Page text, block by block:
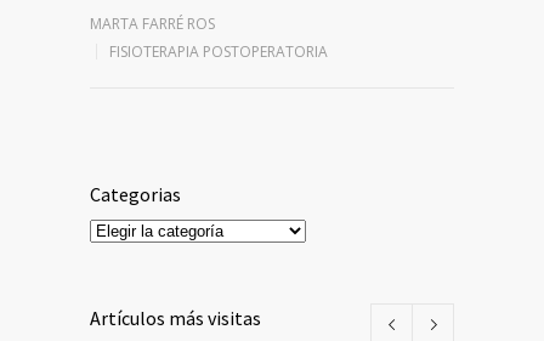
MARTA FARRÉ ROS
FISIOTERAPIA POSTOPERATORIA
Categorias
Categorias
Artículos más visitas